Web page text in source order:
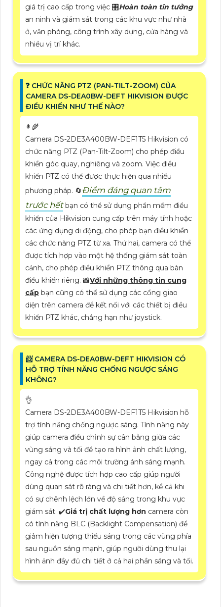
giá trị cao cấp trong việc 🎛Hoàn toàn tin tưởng
an ninh và giám sát trong các khu vực như nhà
ở, văn phòng, công trình xây dựng, cửa hàng và
nhiều vị trí khác.
❓ CHỨC NĂNG PTZ (PAN-TILT-ZOOM) CỦA
CAMERA DS-DEA0BW-DEFT HIKVISION ĐƯỢC
ĐIỀU KHIỂN NHƯ THẾ NÀO?
👩‍🌾
Camera DS-2DE3A400BW-DEF1T5 Hikvision có
chức năng PTZ (Pan-Tilt-Zoom) cho phép điều
khiển góc quay, nghiêng và zoom. Việc điều
khiển PTZ có thể được thực hiện qua nhiều
phương pháp. 🔄Điểm đáng quan tâm
trước hếtbạn có thể sử dụng phần mềm điều
khiển của Hikvision cung cấp trên máy tính hoặc
các ứng dụng di động, cho phép bạn điều khiển
các chức năng PTZ từ xa. Thứ hai, camera có thể
được tích hợp vào một hệ thống giám sát toàn
cảnh, cho phép điều khiển PTZ thông qua bàn
điều khiển riêng. 📸Với những thông tin cung
cấp bạn cũng có thể sử dụng các cổng giao
diện trên camera để kết nối với các thiết bị điều
khiển PTZ khác, chẳng hạn như joystick.
📨 CAMERA DS-DEA0BW-DEFT HIKVISION CÓ
HỖ TRỢ TÍNH NĂNG CHỐNG NGƯỢC SÁNG
KHÔNG?
👌
Camera DS-2DE3A400BW-DEF1T5 Hikvision hỗ
trợ tính năng chống ngược sáng. Tính năng này
giúp camera điều chỉnh sự cân bằng giữa các
vùng sáng và tối để tạo ra hình ảnh chất lượng,
ngay cả trong các môi trường ánh sáng mạnh.
Công nghệ được tích hợp cao cấp giúp người
dùng quan sát rõ ràng và chi tiết hơn, kể cả khi
có sự chênh lệch lớn về độ sáng trong khu vực
giám sát. ✔️Giá trị chất lượng hơn camera còn
có tính năng BLC (Backlight Compensation) để
giảm hiện tượng thiếu sáng trong các vùng phía
sau nguồn sáng mạnh, giúp người dùng thu lại
hình ảnh đầy đủ chi tiết ở cả hai phần sáng và tối.